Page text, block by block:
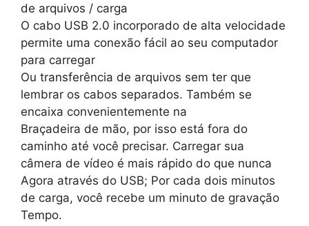
de arquivos / carga
O cabo USB 2.0 incorporado de alta velocidade
permite uma conexão fácil ao seu computador
para carregar
Ou transferência de arquivos sem ter que
lembrar os cabos separados. Também se
encaixa convenientemente na
Braçadeira de mão, por isso está fora do
caminho até você precisar. Carregar sua
câmera de vídeo é mais rápido do que nunca
Agora através do USB; Por cada dois minutos
de carga, você recebe um minuto de gravação
Tempo.